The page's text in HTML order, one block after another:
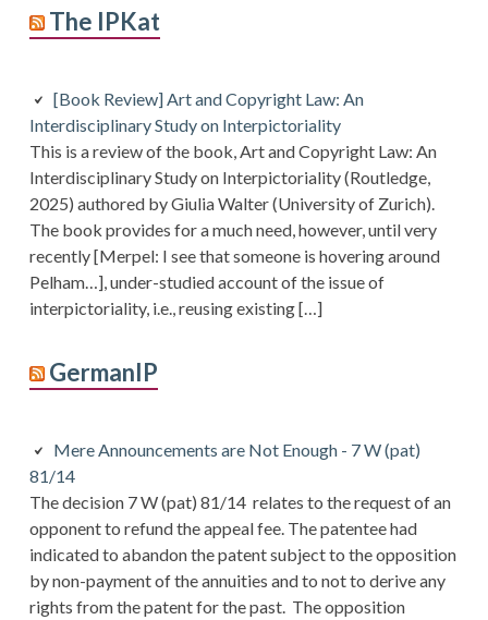
The IPKat
[Book Review] Art and Copyright Law: An
Interdisciplinary Study on Interpictoriality
This is a review of the book, Art and Copyright Law: An
Interdisciplinary Study on Interpictoriality (Routledge,
2025) authored by Giulia Walter (University of Zurich).
The book provides for a much need, however, until very
recently [Merpel: I see that someone is hovering around
Pelham…], under-studied account of the issue of
interpictoriality, i.e., reusing existing […]
GermanIP
Mere Announcements are Not Enough - 7 W (pat)
81/14
The decision 7 W (pat) 81/14 relates to the request of an
opponent to refund the appeal fee. The patentee had
indicated to abandon the patent subject to the opposition
by non-payment of the annuities and to not to derive any
rights from the patent for the past. The opposition